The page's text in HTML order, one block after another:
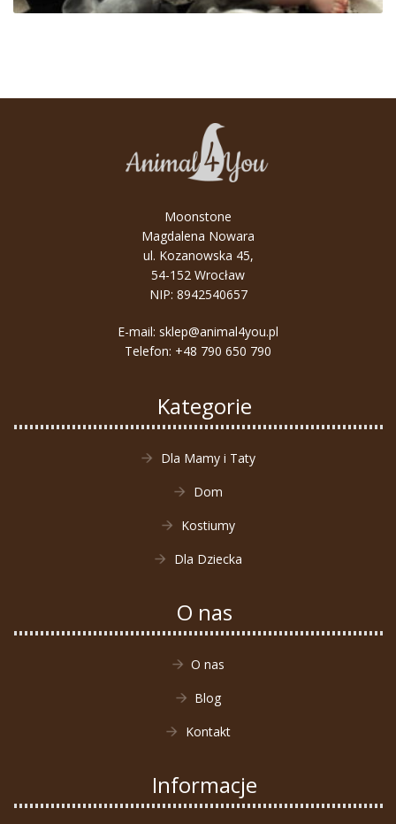
Moonstone
Magdalena Nowara
ul. Kozanowska 45,
54-152 Wrocław
NIP: 8942540657
E-mail: sklep@animal4you.pl
Telefon: +48 790 650 790
Kategorie
Dla Mamy i Taty
Dom
Kostiumy
Dla Dziecka
O nas
O nas
Blog
Kontakt
Informacje